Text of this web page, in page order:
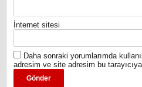
İnternet sitesi
Daha sonraki yorumlarımda
adresim ve site adresim bu